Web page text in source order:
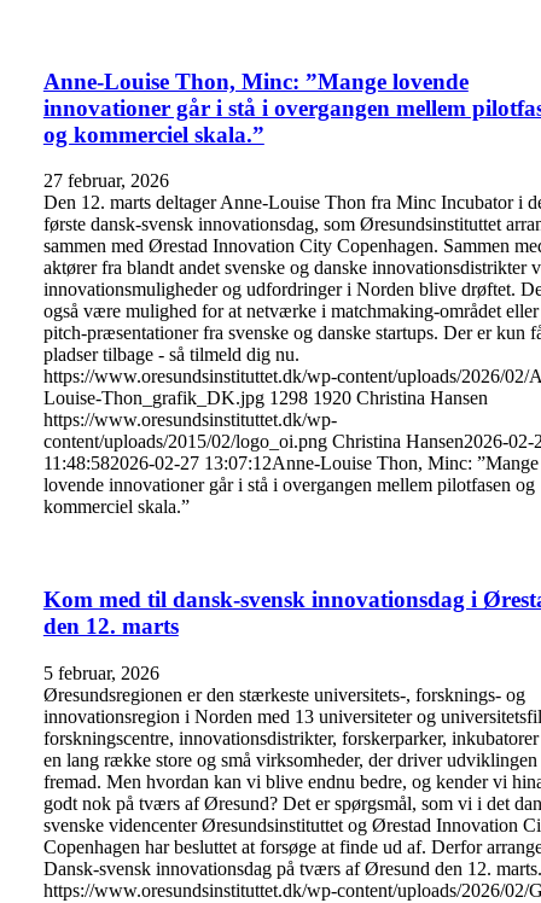
Anne-Louise Thon, Minc: ”Mange lovende
innovationer går i stå i overgangen mellem
og kommerciel skala.”
27 februar, 2026
Den 12. marts deltager Anne-Louise Thon fra Minc Incubator i
første dansk-svensk innovationsdag, som Øresundsinstituttet
sammen med Ørestad Innovation City Copenhagen. Sammen
aktører fra blandt andet svenske og danske innovationsdistrikter
innovationsmuligheder og udfordringer i Norden blive drøftet.
også være mulighed for at netværke i matchmaking-området
pitch-præsentationer fra svenske og danske startups. Der er kun
pladser tilbage - så tilmeld dig nu.
https://www.oresundsinstituttet.dk/wp-content/uploads/2026/02/
Louise-Thon_grafik_DK.jpg 1298 1920 Christina Hansen
https://www.oresundsinstituttet.dk/wp-
content/uploads/2015/02/logo_oi.png Christina Hansen2026-02-
11:48:582026-02-27 13:07:12Anne-Louise Thon, Minc: ”Mange
lovende innovationer går i stå i overgangen mellem pilotfasen og
kommerciel skala.”
Kom med til dansk-svensk innovationsdag i
den 12. marts
5 februar, 2026
Øresundsregionen er den stærkeste universitets-, forsknings- og
innovationsregion i Norden med 13 universiteter og
forskningscentre, innovationsdistrikter, forskerparker,
en lang række store og små virksomheder, der driver udviklingen
fremad. Men hvordan kan vi blive endnu bedre, og kender vi
godt nok på tværs af Øresund? Det er spørgsmål, som vi i det
svenske videncenter Øresundsinstituttet og Ørestad Innovation
Copenhagen har besluttet at forsøge at finde ud af. Derfor
Dansk-svensk innovationsdag på tværs af Øresund den 12. marts.
https://www.oresundsinstituttet.dk/wp-content/uploads/2026/02/